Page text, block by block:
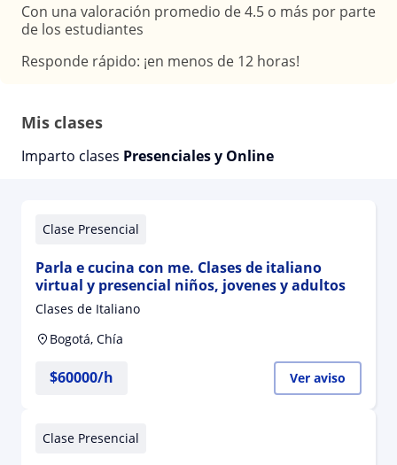
Con una valoración promedio de 4.5 o más por parte
de los estudiantes
Responde rápido: ¡en menos de 12 horas!
Mis clases
Imparto clases Presenciales y Online
Clase Presencial
Parla e cucina con me. Clases de italiano
virtual y presencial niños, jovenes y adultos
Clases de Italiano
Bogotá, Chía
$60000/h Ver aviso
Clase Presencial